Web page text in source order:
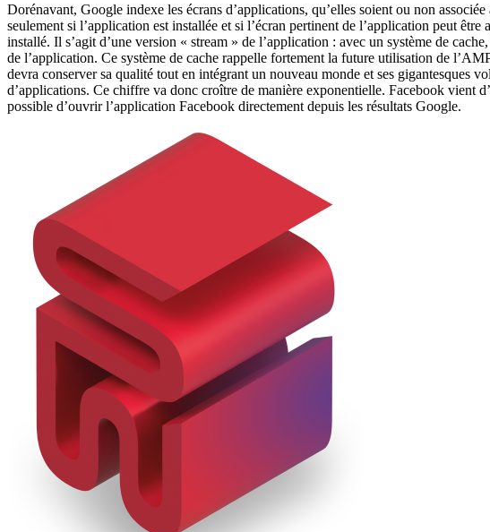
Dorénavant, Google indexe les écrans d’applications, qu’elles soient ou non
seulement si l’application est installée et si l’écran pertinent de l’application peut
installé. Il s’agit d’une version « stream » de l’application : avec un système de
de l’application. Ce système de cache rappelle fortement la future utilisation de
devra conserver sa qualité tout en intégrant un nouveau monde et ses
d’applications. Ce chiffre va donc croître de manière exponentielle. Facebook vient
possible d’ouvrir l’application Facebook directement depuis les résultats Google.